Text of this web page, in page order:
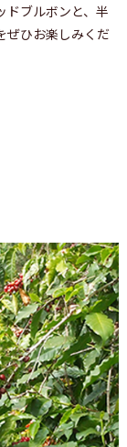
ドブルボンと、半
ぜひお楽しみくだ